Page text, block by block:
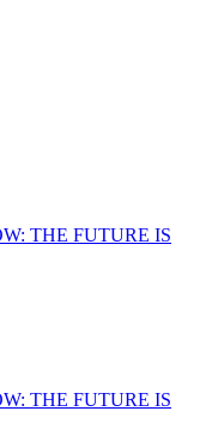
THE FUTURE IS
THE FUTURE IS